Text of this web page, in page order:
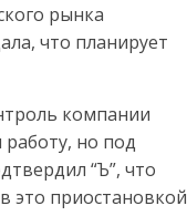
рынка
что планирует
компании
но под
“Ъ”, что
это приостановкой